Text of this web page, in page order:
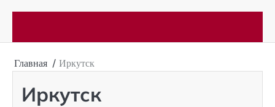
Главная Иркутск
Иркутск